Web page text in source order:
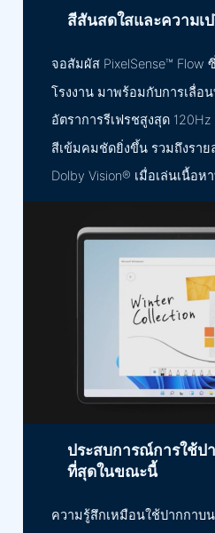
สีสันสดใสและความเ
จอสัมผัส PixelSense™ Flow
โรงงาน มาพร้อมกับการเลื่อ
อัตราการรีเฟรชสูงสุด
สีเข้มคมชัดยิ่งขึ้น รวมถึงรา
Dolby Vision® เมื่อเล่นเนื้อห
ประสบการณ์การใช้ป
ที่สุดในขณะนี้
ความรู้สึกเหมือนใช้ปากกาบ